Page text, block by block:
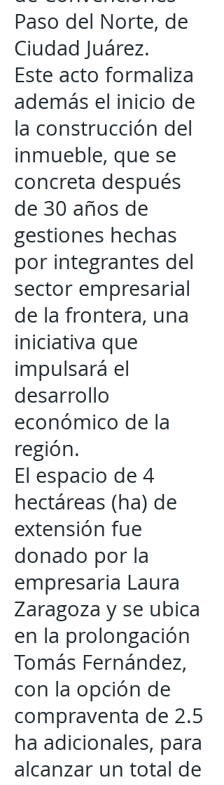
Paso del Norte, de
Ciudad Juárez.
Este acto formaliza
además el inicio de
la construcción del
inmueble, que se
concreta después
de 30 años de
gestiones hechas
por integrantes del
sector empresarial
de la frontera, una
iniciativa que
impulsará el
desarrollo
económico de la
región.
El espacio de 4
hectáreas (ha) de
extensión fue
donado por la
empresaria Laura
Zaragoza y se ubica
en la prolongación
Tomás Fernández,
con la opción de
compraventa de 2.5
ha adicionales, para
alcanzar un total de